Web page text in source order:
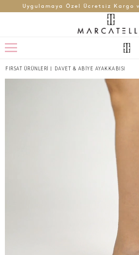
Uygulamaya Özel Ücretsiz Kargo
FIRSAT ÜRÜNLERİ | DAVET & ABİYE AYAKKABISI